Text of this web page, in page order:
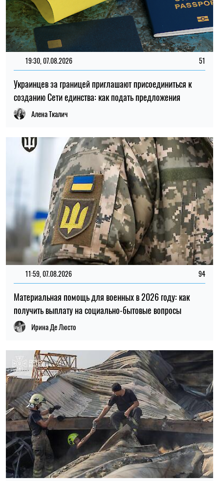
19:30, 07.08.2026 51
Украинцев за границей приглашают присоединиться к
созданию Сети единства: как подать предложения
Алена Ткалич
11:59, 07.08.2026 94
Материальная помощь для военных в 2026 году: как
получить выплату на социально-бытовые вопросы
Ирина Де Люсто